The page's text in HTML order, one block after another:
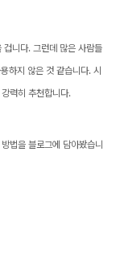
겁니다. 그런데 많은 사람들
하지 않은 것 같습니다. 시
력히 추천합니다.
법을 블로그에 담아봤습니